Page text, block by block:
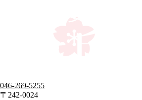
046-269-5255
〒242-0024